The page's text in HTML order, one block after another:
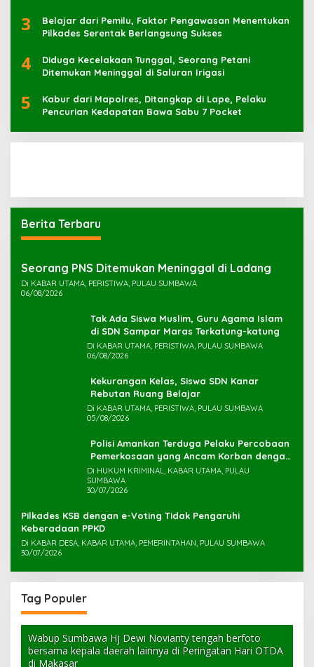
3
Belajar dari Pemilu, Faktor Pengawasan Menentukan
Pilkades Serentak Berlangsung Sukses
4
Diduga Kecelakaan Tunggal, Seorang Petani
Ditemukan Meninggal di Saluran Irigasi
5
Kabur dari Mapolres, Ditangkap di Lape, Pelaku
Pencurian Kedapatan Bawa Sabu 7 Pocket
Berita Terbaru
Seorang PNS Ditemukan Meninggal di Ladang
Di KABAR UTAMA, PERISTIWA, PULAU SUMBAWA
06/08/2026
Tak Ada Siswa Muslim, Guru Agama Islam
di SDN Sampar Maras Terkatung-katung ‎
Di KABAR UTAMA, PERISTIWA, PULAU SUMBAWA
06/08/2026
Kekurangan Kelas, Siswa SDN Kanar
Rebutan Ruang Belajar
Di KABAR UTAMA, PERISTIWA, PULAU SUMBAWA
05/08/2026
Polisi Amankan Terduga Pelaku Percobaan
Pemerkosaan yang Ancam Korban dengan
Parang
Di HUKUM KRIMINAL, KABAR UTAMA, PULAU
SUMBAWA
30/07/2026
Pilkades KSB dengan e-Voting Tidak Pengaruhi
Keberadaan PPKD
Di KABAR DESA, KABAR UTAMA, PEMERINTAHAN, PULAU SUMBAWA
30/07/2026
Tag Populer
Wabup Sumbawa Hj Dewi Novianty tengah berfoto
bersama kepala daerah lainnya di Peringatan Hari OTDA
di Makasar